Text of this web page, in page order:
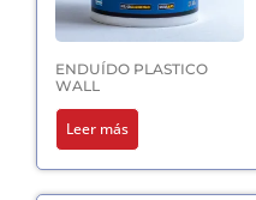
ENDUÍDO PLASTICO
WALL
Leer más